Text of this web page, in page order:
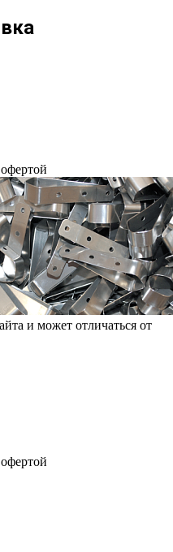
и может отличаться от